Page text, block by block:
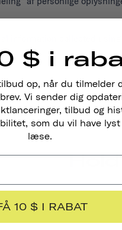
information collected
$ i
op, når du tilmelder
Vi sender dig
tilbud og
som du vil have
læse.
10 $ I RABAT